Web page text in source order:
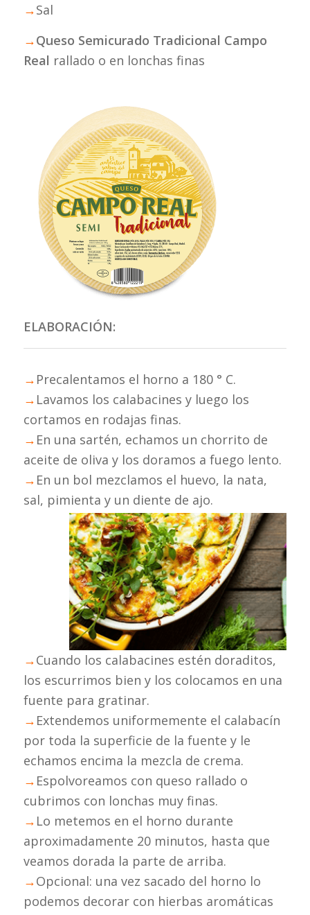
→Sal
→Queso Semicurado Tradicional Campo
Real rallado o en lonchas finas
ELABORACIÓN:
→ Precalentamos el horno a 180 ° C.
→ Lavamos los calabacines y luego los
cortamos en rodajas finas.
→ En una sartén, echamos un chorrito de
aceite de oliva y los doramos a fuego lento.
→ En un bol mezclamos el huevo, la nata,
sal, pimienta y un diente de ajo.
→Cuando los calabacines estén doraditos,
los escurrimos bien y los colocamos en una
fuente para gratinar.
→ Extendemos uniformemente el calabacín
por toda la superficie de la fuente y le
echamos encima la mezcla de crema.
→ Espolvoreamos con queso rallado o
cubrimos con lonchas muy finas.
→ Lo metemos en el horno durante
aproximadamente 20 minutos, hasta que
veamos dorada la parte de arriba.
→Opcional: una vez sacado del horno lo
podemos decorar con hierbas aromáticas